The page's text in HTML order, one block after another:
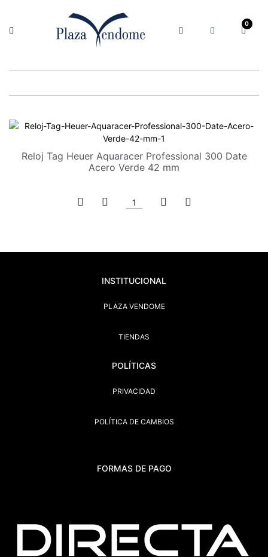
0
Reloj Tag Heuer Aquaracer Professional 300 Date
Acero Verde 42 mm
1
INSTITUCIONAL
PLAZA VENDOME
TIENDAS
POLÍTICAS
PRIVACIDAD
POLÍTICA DE CAMBIOS
FORMAS DE PAGO